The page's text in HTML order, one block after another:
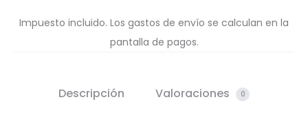
Impuesto incluido. Los gastos de envío se calculan en la
pantalla de pagos.
Descripción Valoraciones 0